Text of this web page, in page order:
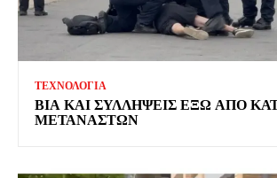
ΤΕΧΝΟΛΟΓΙΑ
ΒΙΑ ΚΑΙ ΣΥΛΛΗΨΕΙΣ ΕΞΩ ΑΠΟ
ΜΕΤΑΝΑΣΤΩΝ